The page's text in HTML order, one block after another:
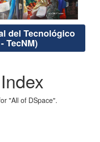
del Tecnológico
TecNM)
"All of DSpace".